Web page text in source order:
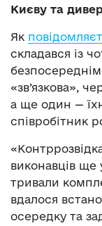
Києву та
Як
складався із
«зв’язкова»,
а ще один —
співробітник
виконавців ще
тривали
вдалося
осередку та